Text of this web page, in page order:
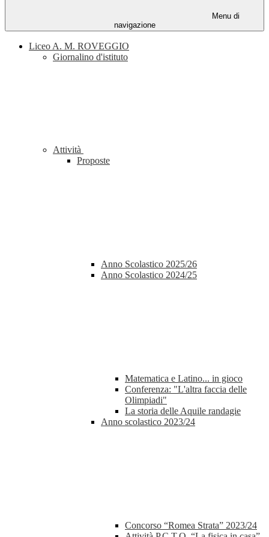
Menu di
navigazione
Liceo A. M. ROVEGGIO
Giornalino d'istituto
Attività
Proposte
Anno Scolastico 2025/26
Anno Scolastico 2024/25
Matematica e Latino... in gioco
Conferenza: "L'altra faccia delle
Olimpiadi"
La storia delle Aquile randagie
Anno scolastico 2023/24
Concorso “Romea Strata” 2023/24